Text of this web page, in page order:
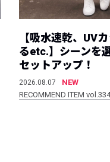
【吸水速乾、UV
るetc.】シーンを
セットアップ！
2026.08.07
NEW
RECOMMEND ITEM vol.334